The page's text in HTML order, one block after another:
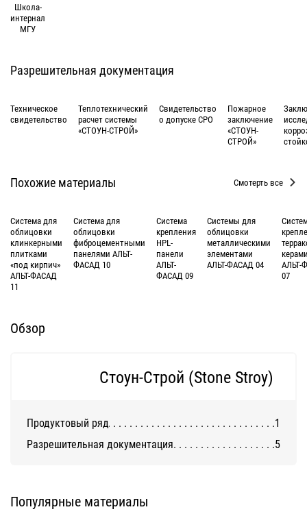
Школа-
интернал
МГУ
Разрешительная документация
Техническое
свидетельство
Теплотехнический
расчет системы
«СТОУН-СТРОЙ»
Свидетельство
о допуске СРО
Пожарное
заключение
«СТОУН-
СТРОЙ»
Похожие материалы Смотерть все
Система для
облицовки
клинкерными
плитками
«под кирпич»
АЛЬТ-ФАСАД
11
Система для
облицовки
фиброцементными
панелями АЛЬТ-
ФАСАД 10
Система
крепления
HPL-
панели
АЛЬТ-
ФАСАД 09
Системы для
облицовки
металлическими
элементами
АЛЬТ-ФАСАД 04
АЛЬТ-
07
Обзор
Стоун-Строй (Stone Stroy)
Продуктовый ряд
1
Разрешительная документация
5
Популярные материалы